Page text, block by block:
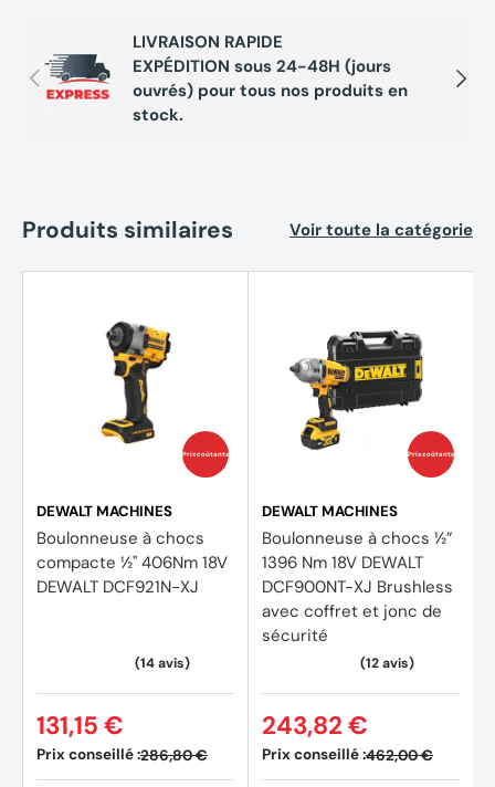
Précédent
LIVRAISON RAPIDE
EXPÉDITION sous 24-48H (jours
ouvrés) pour tous nos produits en
stock.
Produits similaires Voir toute la catégorie
Prix coûtants
DEWALT MACHINES
Boulonneuse à chocs
compacte ½'' 406Nm 18V
DEWALT DCF921N-XJ
Prix conseillé :286,80 €
131,15 €
Prix coûtants
DEWALT MACHINES
Boulonneuse à chocs ½”
1396 Nm 18V DEWALT
DCF900NT-XJ Brushless
avec coffret et jonc de
sécurité
Prix conseillé :462,00 €
243,82 €